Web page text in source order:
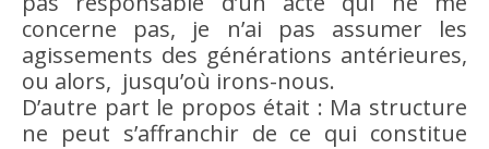
concerne pas, je n’ai pas assumer les
agissements des générations antérieures,
ou alors, jusqu’où irons-nous.
D’autre part le propos était : Ma structure
ne peut s’affranchir de ce qui constitue